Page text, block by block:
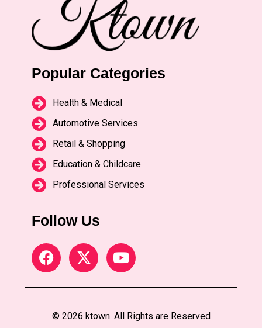
Popular Categories
Health & Medical
Automotive Services
Retail & Shopping
Education & Childcare
Professional Services
Follow Us
© 2026 ktown. All Rights are Reserved